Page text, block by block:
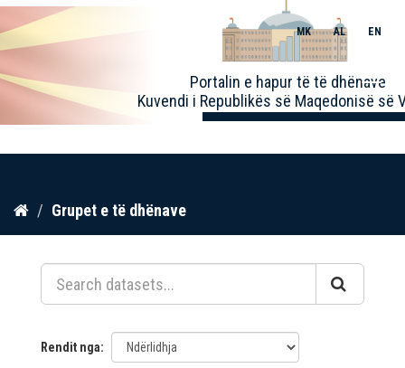
Kalo
përmbajtja
Portalin e hapur të të dhënave
Kuvendi i Republikës së Maqedonisë së
MK AL EN
Toggle
Grupet e të dhënave
Rendit nga